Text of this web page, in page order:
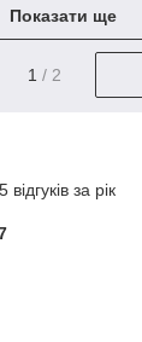
Показати ще
1 / 2
за рік